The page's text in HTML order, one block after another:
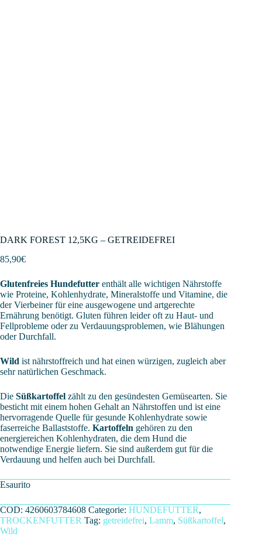
DARK FOREST 12,5KG – GETREIDEFREI
85,90€
Glutenfreies Hundefutter enthält alle wichtigen Nährstoffe
wie Proteine, Kohlenhydrate, Mineralstoffe und Vitamine, die
der Vierbeiner für eine ausgewogene und artgerechte
Ernährung benötigt. Gluten führen leider oft zu Haut- und
Fellprobleme oder zu Verdauungsproblemen, wie Blähungen
oder Durchfall.
Wild ist nährstoffreich und hat einen würzigen, zugleich aber
sehr natürlichen Geschmack.
Die Süßkartoffel zählt zu den gesündesten Gemüsearten. Sie
besticht mit einem hohen Gehalt an Nährstoffen und ist eine
hervorragende Quelle für gesunde Kohlenhydrate sowie
faserreiche Ballaststoffe. Kartoffeln gehören zu den
energiereichen Kohlenhydraten, die dem Hund die
notwendige Energie liefern. Sie sind außerdem gut für die
Verdauung und helfen auch bei Durchfall.
Esaurito
COD: 4260603784608 Categorie: HUNDEFUTTER,
TROCKENFUTTER Tag: getreidefrei, Lamm, Süßkartoffel,
Wild